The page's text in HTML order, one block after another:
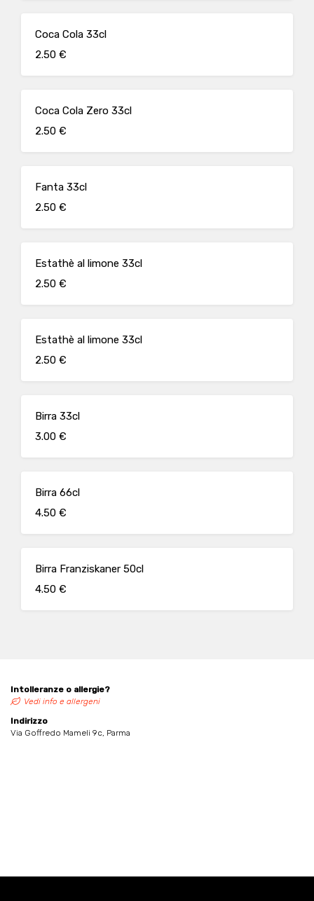
Coca Cola 33cl
2.50 €
Coca Cola Zero 33cl
2.50 €
Fanta 33cl
2.50 €
Estathè al limone 33cl
2.50 €
Estathè al limone 33cl
2.50 €
Birra 33cl
3.00 €
Birra 66cl
4.50 €
Birra Franziskaner 50cl
4.50 €
Intolleranze o allergie?
Vedi info e allergeni
Indirizzo
Via Goffredo Mameli 9c, Parma